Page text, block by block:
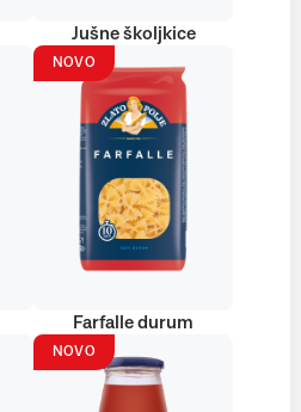
Jušne školjkice
NOVO
Farfalle durum
NOVO